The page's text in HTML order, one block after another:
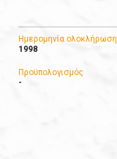
Ημερομηνία
1998
Προϋπολογισμός
-